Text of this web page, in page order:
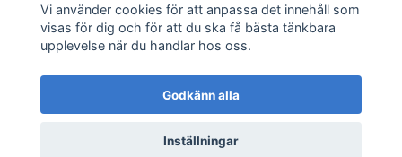
© 2026 Sevensports
Vi använder cookies för att anpassa det innehåll som
visas för dig och för att du ska få bästa tänkbara
upplevelse när du handlar hos oss.
Godkänn alla
Inställningar